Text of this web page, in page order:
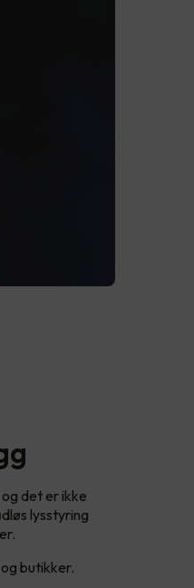
det er ikke
lysstyring
butikker.